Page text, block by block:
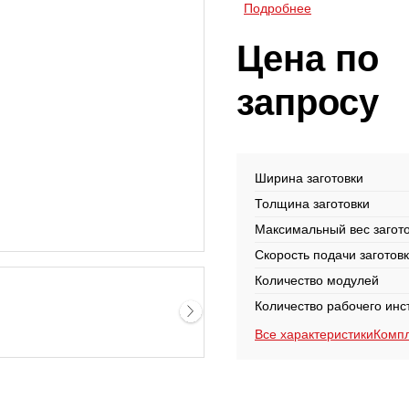
Подробнее
Цена по
запросу
Ширина заготовки
Толщина заготовки
Максимальный вес
Скорость подачи
Количество модулей
Количество рабочего
Все характеристики